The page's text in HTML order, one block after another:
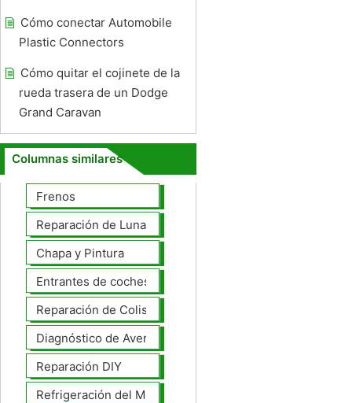
Cómo conectar Automobile
Plastic Connectors
Cómo quitar el cojinete de la
rueda trasera de un Dodge
Grand Caravan
Columnas similares
Frenos
Reparación de Lunas
Chapa y Pintura
Entrantes de coches
Reparación de Colisiones
Diagnóstico de Averías
Reparación DIY
Refrigeración del Motor